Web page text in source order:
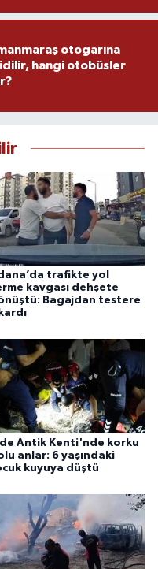
otogarına
hangi otobüsler
trafikte yol
kavgası dehşete
Bagajdan testere
Antik Kenti'nde korku
anlar: 6 yaşındaki
kuyuya düştü